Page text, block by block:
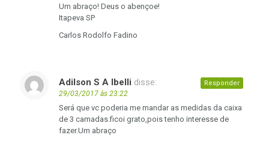
Um abraço! Deus o abençoe!
Itapeva SP
Carlos Rodolfo Fadino
Adilson S A Ibelli disse:
29/03/2017 às 23:22
Será que vc poderia me mandar as medidas da caixa
de 3 camadas.ficoi grato,pois tenho interesse de
fazer.Um abraço
Responder